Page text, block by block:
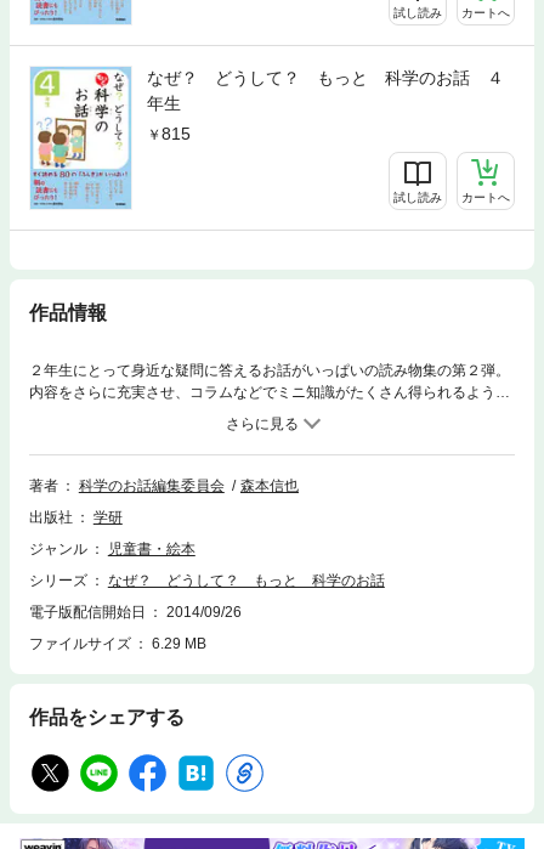
試し読み カートへ
なぜ？ どうして？ もっと 科学のお話 ４
年生
815
試し読み カートへ
作品情報
２年生にとって身近な疑問に答えるお話がいっぱいの読み物集の第２弾。
内容をさらに充実させ、コラムなどでミニ知識がたくさん得られるように
して、知って楽しい科学の知識が身につく。イラストも豊富ですらすらと
読めるので、朝の読書にもお勧め。
著者 科学のお話編集委員会
森本信也
出版社
学研
ジャンル
児童書・絵本
シリーズ
なぜ？ どうして？ もっと 科学のお話
電子版配信開始日
2014/09/26
ファイルサイズ
6.29 MB
作品をシェアする